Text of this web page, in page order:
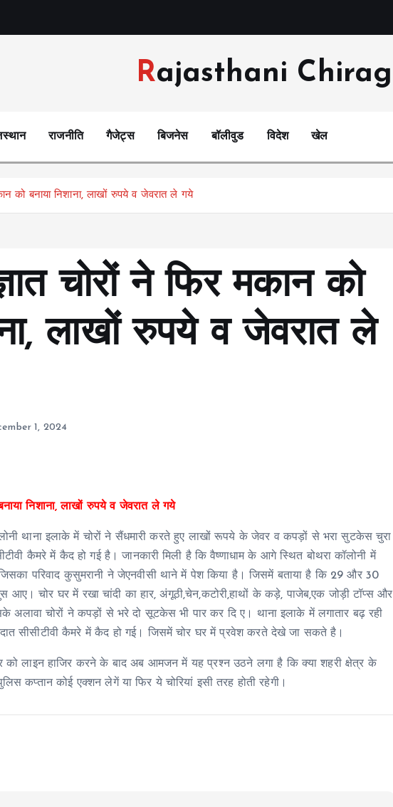
Rajasthani Chirag
राजनीति गैजेट्स बिजनेस बॉलीवुड विदेश खेल
को बनाया निशाना, लाखों रुपये व जेवरात ले गये
चोरों ने फिर मकान को
लाखों रुपये व जेवरात ले
1, 2024
निशाना, लाखों रुपये व जेवरात ले गये
थाना इलाके में चोरों ने सैंधमारी करते हुए लाखों रूपये के जेवर व कपड़ों से भरा सुटकेस चुरा
कैमरे में कैद हो गई है। जानकारी मिली है कि वैष्णाधाम के आगे स्थित बोथरा कॉलोनी में
परिवाद कुसुमरानी ने जेएनवीसी थाने में पेश किया है। जिसमें बताया है कि 29 और 30
आए। चोर घर में रखा चांदी का हार, अंगूठी,चेन,कटोरी,हाथों के कड़े, पाजेब,एक जोड़ी टॉप्स और
अलावा चोरों ने कपड़ों से भरे दो सूटकेस भी पार कर दि ए। थाना इलाके में लगातार बढ़ रही
सीसीटीवी कैमरे में कैद हो गई। जिसमें चोर घर में प्रवेश करते देखे जा सकते है।
को लाइन हाजिर करने के बाद अब आमजन में यह प्रश्न उठने लगा है कि क्या शहरी क्षेत्र के
कप्तान कोई एक्शन लेगें या फिर ये चोरियां इसी तरह होती रहेगी।